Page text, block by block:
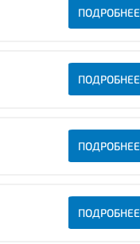
ПОДРОБНЕЕ
ПОДРОБНЕЕ
ПОДРОБНЕЕ
ПОДРОБНЕЕ